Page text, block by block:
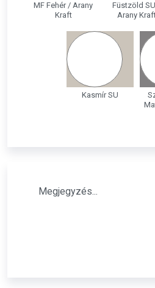
MF Fehér / Arany
Kraft
Füstzöld
Arany
Kasmír SU